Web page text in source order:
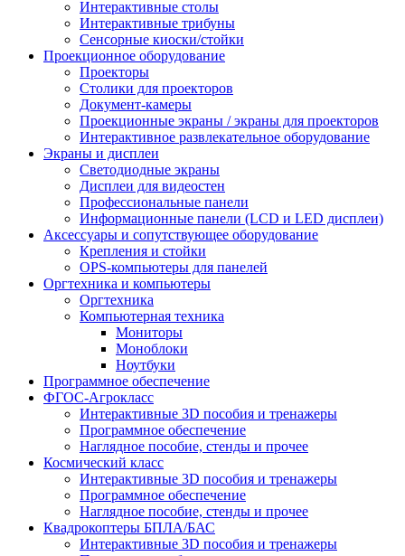
Интерактивные столы
Интерактивные трибуны
Сенсорные киоски/стойки
Проекционное оборудование
Проекторы
Столики для проекторов
Документ-камеры
Проекционные экраны / экраны для проекторов
Интерактивное развлекательное оборудование
Экраны и дисплеи
Светодиодные экраны
Дисплеи для видеостен
Профессиональные панели
Информационные панели (LCD и LED дисплеи)
Аксессуары и сопутствующее оборудование
Крепления и стойки
OPS-компьютеры для панелей
Оргтехника и компьютеры
Оргтехника
Компьютерная техника
Мониторы
Моноблоки
Ноутбуки
Программное обеспечение
ФГОС-Агрокласс
Интерактивные 3D пособия и тренажеры
Программное обеспечение
Наглядное пособие, стенды и прочее
Космический класс
Интерактивные 3D пособия и тренажеры
Программное обеспечение
Наглядное пособие, стенды и прочее
Квадрокоптеры БПЛА/БАС
Интерактивные 3D пособия и тренажеры